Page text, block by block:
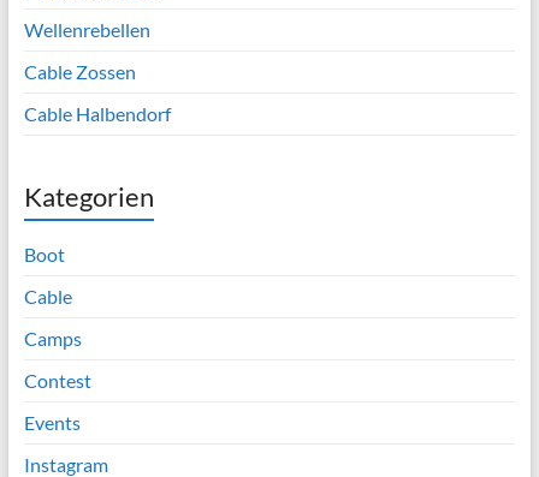
Wellenrebellen
Cable Zossen
Cable Halbendorf
Kategorien
Boot
Cable
Camps
Contest
Events
Instagram